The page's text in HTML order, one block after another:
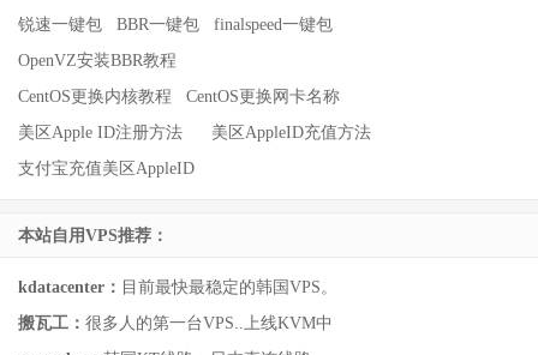
锐速一键包 BBR一键包
finalspeed一键包
OpenVZ安装BBR教程
CentOS更换内核教程
CentOS更换网卡名称
美区Apple ID注册方法
美区AppleID充值方法
支付宝充值美区AppleID
本站自用VPS推荐：
kdatacenter： 目前最快最稳定的韩国VPS。
搬瓦工： 很多人的第一台VPS..上线KVM中